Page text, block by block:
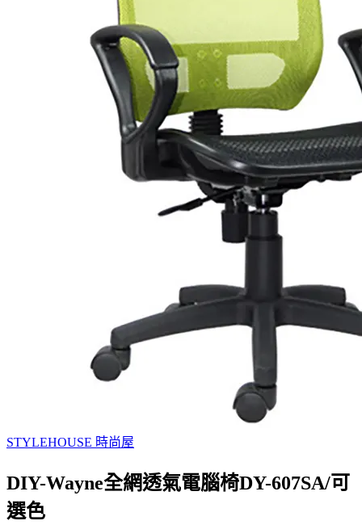
STYLEHOUSE 時尚屋
DIY-Wayne全網透氣電腦椅DY-607SA/可
選色